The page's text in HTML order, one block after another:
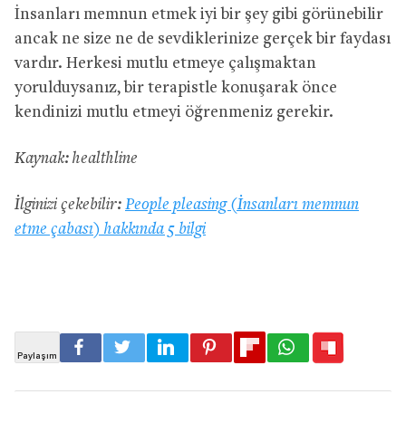
İnsanları memnun etmek iyi bir şey gibi görünebilir
ancak ne size ne de sevdiklerinize gerçek bir faydası
vardır. Herkesi mutlu etmeye çalışmaktan
yorulduysanız, bir terapistle konuşarak önce
kendinizi mutlu etmeyi öğrenmeniz gerekir.
Kaynak: healthline
İlginizi çekebilir: People pleasing (İnsanları memnun
etme çabası) hakkında 5 bilgi